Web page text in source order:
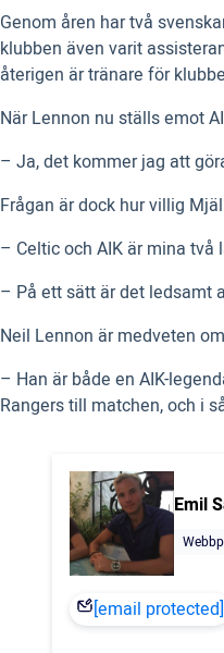
Genom åren har två
klubben även varit
återigen är tränare för
När Lennon nu ställs emot
– Ja, det kommer jag att
Frågan är dock hur villig
– Celtic och AIK är mina
– På ett sätt är det ledsamt
Neil Lennon är medveten
– Han är både en AIK-
Rangers till matchen, och i
Emil
[email protected]